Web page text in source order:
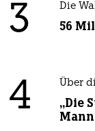
3 Die
56
4 Über
„Die